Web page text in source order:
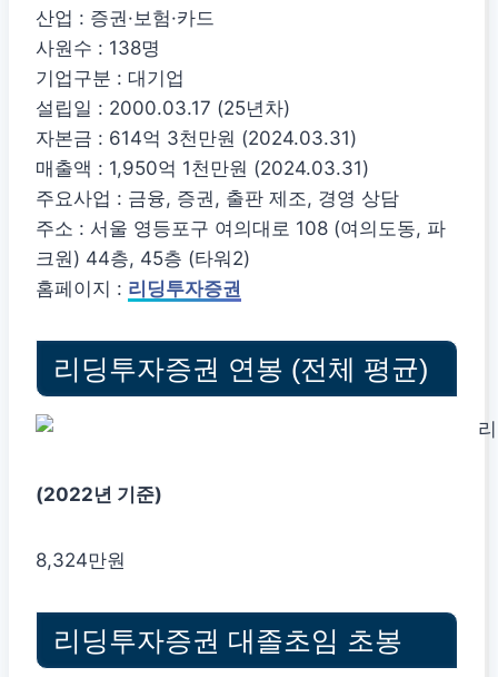
산업 : 증권·보험·카드
사원수 : 138명
기업구분 : 대기업
설립일 : 2000.03.17 (25년차)
자본금 : 614억 3천만원 (2024.03.31)
매출액 : 1,950억 1천만원 (2024.03.31)
주요사업 : 금융, 증권, 출판 제조, 경영 상담
주소 : 서울 영등포구 여의대로 108 (여의도동, 파
크원) 44층, 45층 (타워2)
홈페이지 : 리딩투자증권
리딩투자증권 연봉 (전체 평균)
(2022년 기준)
8,324만원
리딩투자증권 대졸초임 초봉